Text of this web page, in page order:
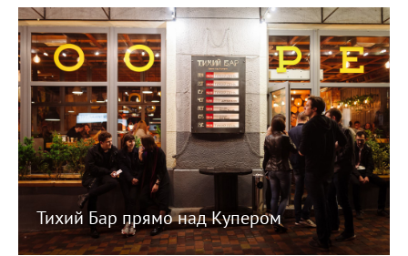
Тихий Бар прямо над Купером